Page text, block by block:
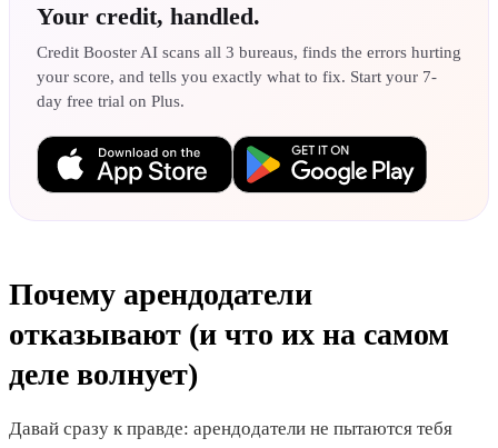
Your credit, handled.
Credit Booster AI scans all 3 bureaus, finds the errors hurting
your score, and tells you exactly what to fix. Start your 7-
day free trial on Plus.
Почему арендодатели
отказывают (и что их на самом
деле волнует)
Давай сразу к правде: арендодатели не пытаются тебя